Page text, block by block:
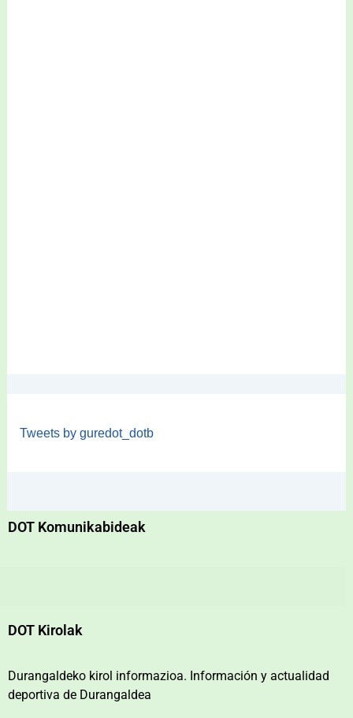
Tweets by guredot_dotb
DOT Komunikabideak
DOT Kirolak
Durangaldeko kirol informazioa. Información y actualidad
deportiva de Durangaldea